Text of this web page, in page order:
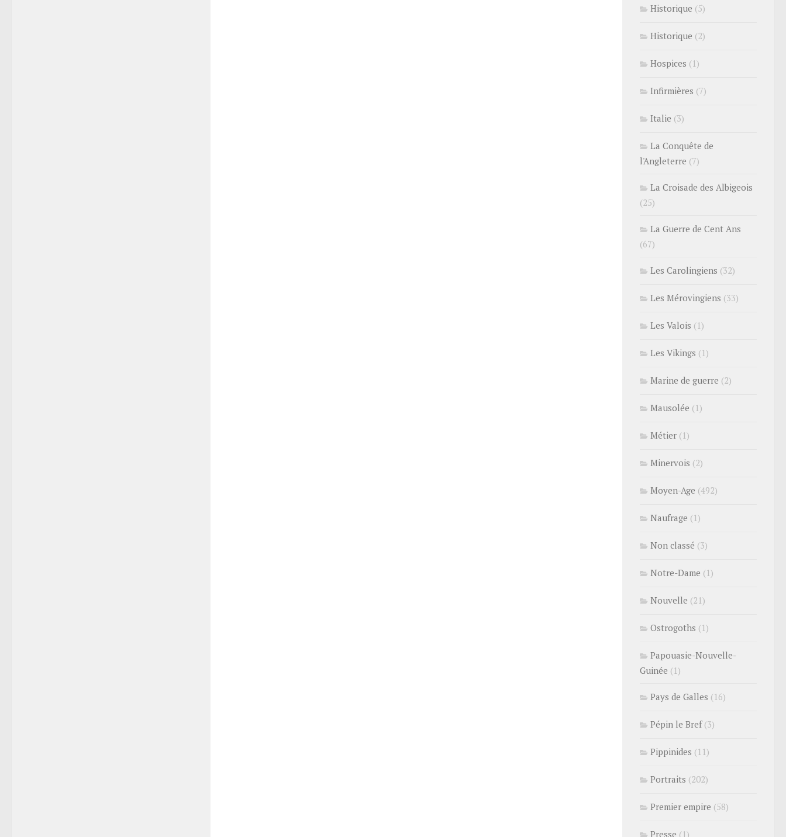
Historique (5)
Historique (2)
Hospices (1)
Infirmières (7)
Italie (3)
La Conquête de
l'Angleterre (7)
La Croisade des Albigeois
(25)
La Guerre de Cent Ans
(67)
Les Carolingiens (32)
Les Mérovingiens (33)
Les Valois (1)
Les Vikings (1)
Marine de guerre (2)
Mausolée (1)
Métier (1)
Minervois (2)
Moyen-Age (492)
Naufrage (1)
Non classé (3)
Notre-Dame (1)
Nouvelle (21)
Ostrogoths (1)
Papouasie-Nouvelle-
Guinée (1)
Pays de Galles (16)
Pépin le Bref(3)
Pippinides (11)
Portraits (202)
Premier empire (58)
Presse (1)